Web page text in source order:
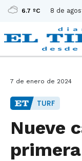
6.7 ºC 8 de
7 de enero de 2024
TURF
Nueve